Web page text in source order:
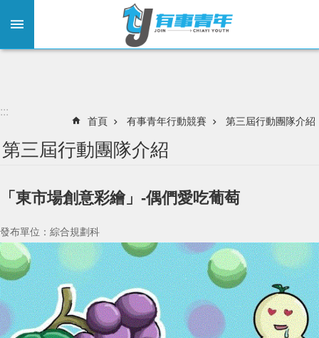
:::
首頁 有事青年行動競賽 第三屆行動團隊介紹
第三屆行動團隊介紹
「東市場創意彩繪」-偶們愛吃葡萄
發布單位：綜合規劃科